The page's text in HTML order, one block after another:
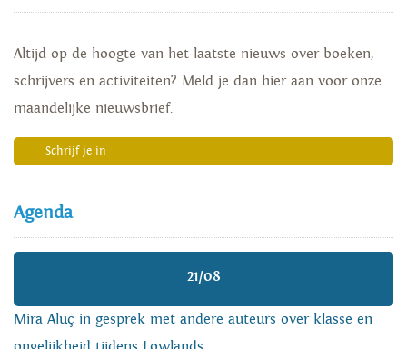
Altijd op de hoogte van het laatste nieuws over boeken,
schrijvers en activiteiten? Meld je dan hier aan voor onze
maandelijke nieuwsbrief.
Schrijf je in
Agenda
21/08
Mira Aluç in gesprek met andere auteurs over klasse en